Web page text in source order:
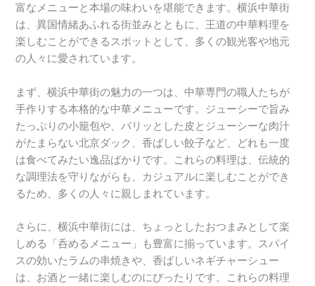
富なメニューと本場の味わいを堪能できます。横浜中華街
は、異国情緒あふれる街並みとともに、王道の中華料理を
楽しむことができるスポットとして、多くの観光客や地元
の人々に愛されています。
まず、横浜中華街の魅力の一つは、中華専門の職人たちが
手作りする本格的な中華メニューです。ジューシーで旨み
たっぷりの小籠包や、パリッとした皮とジューシーな肉汁
がたまらない北京ダック、香ばしい餃子など、どれも一度
は食べてみたい逸品ばかりです。これらの料理は、伝統的
な調理法を守りながらも、カジュアルに楽しむことができ
るため、多くの人々に親しまれています。
さらに、横浜中華街には、ちょっとしたおつまみとして楽
しめる「呑めるメニュー」も豊富に揃っています。スパイ
スの効いたラムの串焼きや、香ばしいネギチャーシュー
は、お酒と一緒に楽しむのにぴったりです。これらの料理